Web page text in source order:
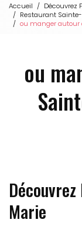
Accueil
Découvrez
Restaurant
ou manger autour
ou
Marie